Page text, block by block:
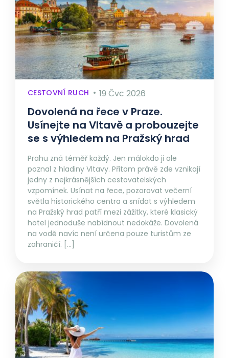
CESTOVNÍ RUCH 19 Čvc 2026
Dovolená na řece v Praze.
Usínejte na Vltavě a probouzejte
se s výhledem na Pražský hrad
Prahu zná téměř každý. Jen málokdo ji ale
poznal z hladiny Vltavy. Přitom právě zde vznikají
jedny z nejkrásnějších cestovatelských
vzpomínek. Usínat na řece, pozorovat večerní
světla historického centra a snídat s výhledem
na Pražský hrad patří mezi zážitky, které klasický
hotel jednoduše nabídnout nedokáže. Dovolená
na vodě navíc není určena pouze turistům ze
zahraničí. […]